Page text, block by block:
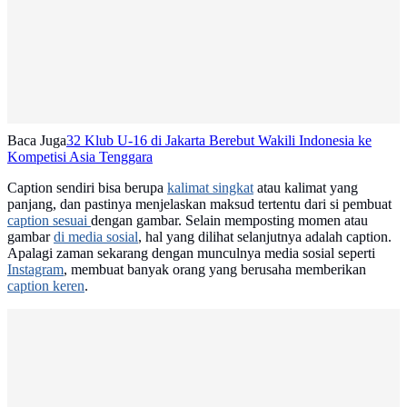
Baca Juga32 Klub U-16 di Jakarta Berebut Wakili Indonesia ke
Kompetisi Asia Tenggara
Caption sendiri bisa berupa kalimat singkatatau kalimat yang
panjang, dan pastinya menjelaskan maksud tertentu dari si pembuat
caption sesuai dengan gambar. Selain memposting momen atau
gambardi media sosial, hal yang dilihat selanjutnya adalah caption.
Apalagi zaman sekarang dengan munculnya media sosial seperti
Instagram, membuat banyak orang yang berusaha memberikan
caption keren.